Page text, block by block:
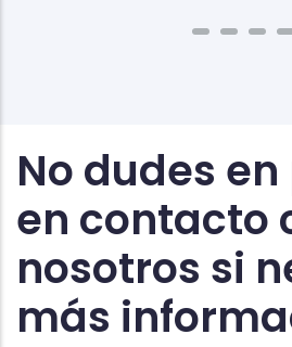
No dudes
en contacto
nosotros si
más